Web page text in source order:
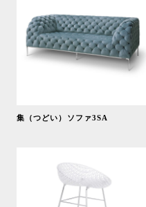
集（つどい）ソファ3SA